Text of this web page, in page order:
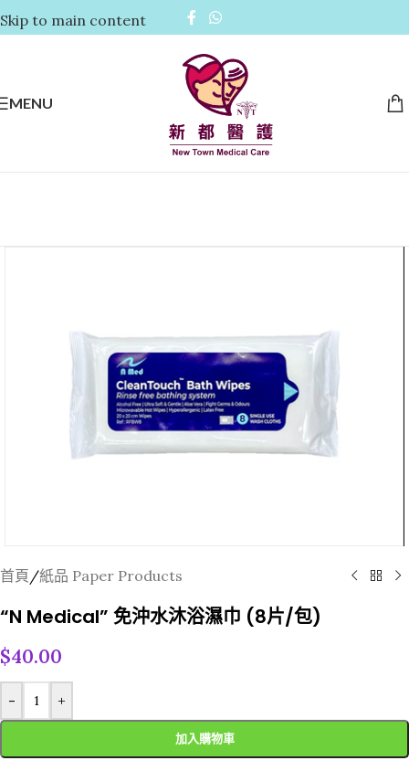
Skip to main content
MENU
首頁/紙品 Paper Products
“N Medical” 免沖水沐浴濕巾 (8片/包)
$40.00
- +
加入購物車